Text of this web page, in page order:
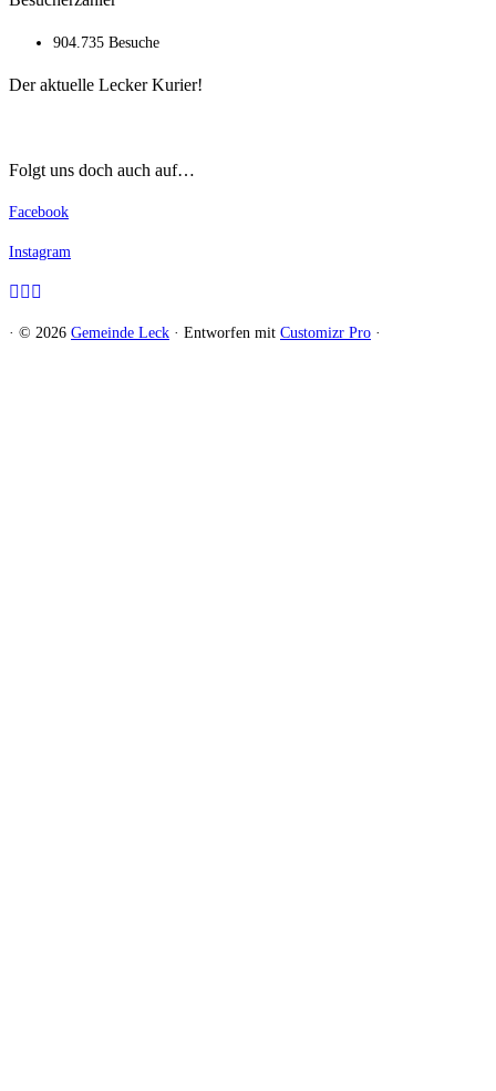
904.735 Besuche
Der aktuelle Lecker Kurier!
Folgt uns doch auch auf…
Facebook
Instagram
· © 2026 Gemeinde Leck · Entworfen mit Customizr Pro ·